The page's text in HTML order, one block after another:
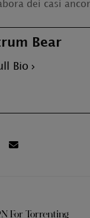
dei casi
Bear
Bio
For Torrenting